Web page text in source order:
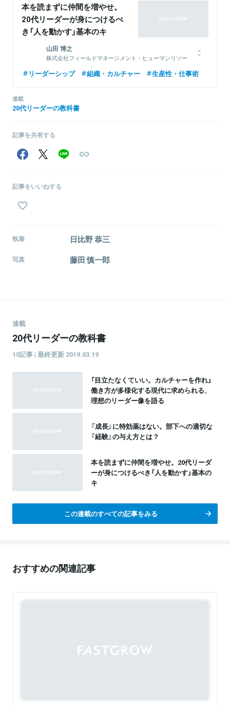
本を読まずに仲間を増やせ。
20代リーダーが身につけるべ
き「人を動かす」基本のキ
山田 博之
株式会社フィールドマネージメント・ヒューマンリソー
1999年、関西大学法学部卒業。事業会社2社での営業を経て、2007
の組織・人材開発プロジェクトを主導。その間、2010年、2011年
に全社年間契約額No.1を2年連続受賞。2013年には富士ゼロックス
経営支援を行う。
リーダーシップ 組織・カルチャー 生産性・仕事術
連載
20代リーダーの教科書
記事を共有する
記事をいいねする
執筆 日比野 恭三
写真 藤田 慎一郎
連載
20代リーダーの教科書
10記事 | 最終更新 2019.03.19
「目立たなくていい。カルチャーを作れ」
働き方が多様化する現代に求められる、
理想のリーダー像を語る
『成長』に特効薬はない。部下への適切な
『経験』の与え方とは？
本を読まずに仲間を増やせ。20代リーダ
ーが身につけるべき「人を動かす」基本の
キ
この連載のすべての記事をみる
おすすめの関連記事